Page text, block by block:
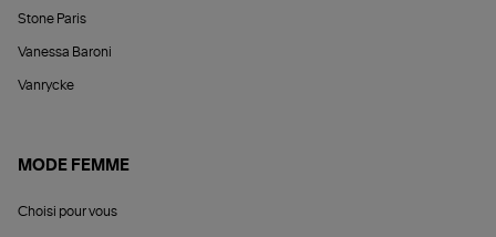
Stone Paris
Vanessa Baroni
Vanrycke
MODE FEMME
Choisi pour vous